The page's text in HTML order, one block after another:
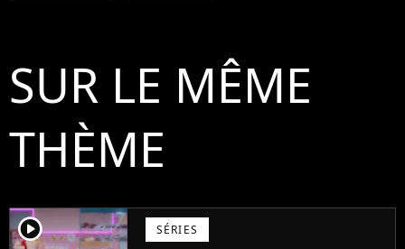
SUR LE MÊME
THÈME
player2 SÉRIES